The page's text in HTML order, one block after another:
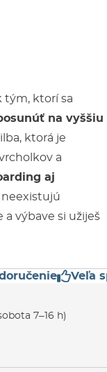
tým, ktorí sa
na vyššiu
ktorá je
a
aj
neexistujú
výbave si užiješ
Veľa
7–16 h)